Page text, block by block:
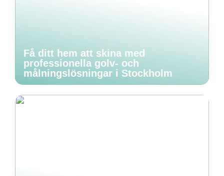
Få ditt hem att skina med
professionella golv- och
målningslösningar i Stockholm